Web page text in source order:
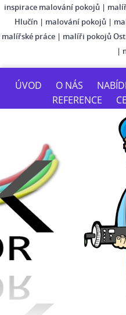
inspirace malování pokojů |
Hlučín| malování pokojů|
malířské práce | malíři pokojů
|
ÚVOD O NÁS
REFERENCE